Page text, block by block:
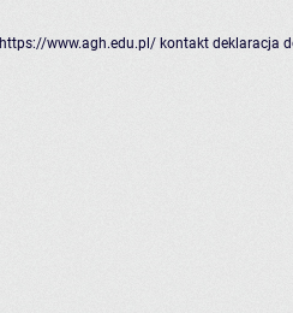
https://www.agh.edu.pl/ kontakt deklaracja